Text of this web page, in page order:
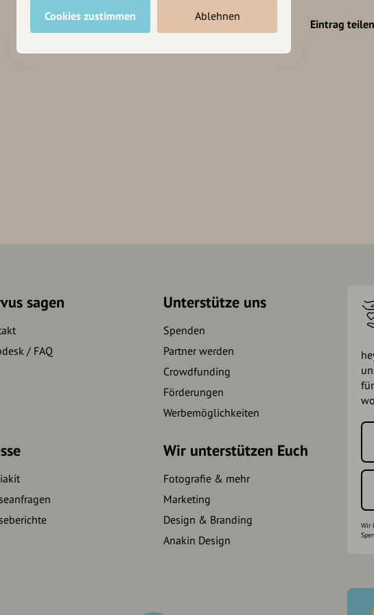
Eintrag teilen
sagen
/ FAQ
Unterstütze uns
Spenden
Partner werden
Crowdfunding
Förderungen
Werbemöglichkeiten
Wir unterstützen Euch
Fotografie & mehr
Marketing
Design & Branding
Anakin Design
Wir
Cookies zustimmen Ablehnen